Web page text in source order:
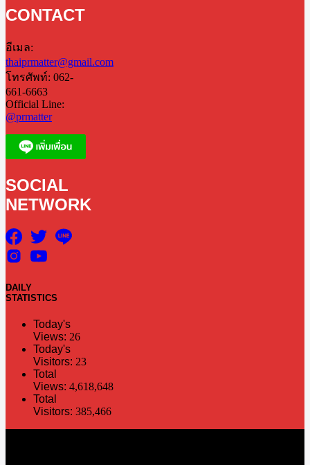
CONTACT
อีเมล:
thaiprmatter@gmail.com
โทรศัพท์: 062-
661-6663
Official Line:
@prmatter
SOCIAL
NETWORK
DAILY
STATISTICS
Today's
Views: 26
Today's
Visitors: 23
Total
Views: 4,618,648
Total
Visitors: 385,466